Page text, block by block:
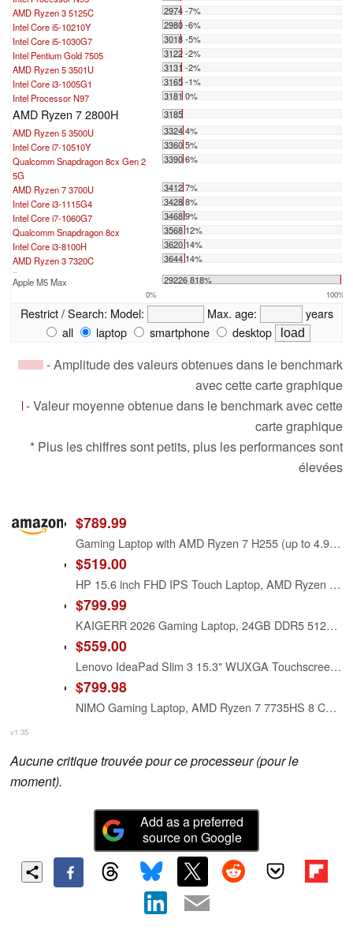
AMD Ryzen 3 5125C
2974 -7%
Intel Core i5-10210Y
2980 -6%
Intel Core i5-1030G7
3018 -5%
Intel Pentium Gold 7505
3122 -2%
AMD Ryzen 5 3501U
3131 -2%
Intel Core i3-1005G1
3165 -1%
Intel Processor N97
3181 0%
AMD Ryzen 7 2800H
3185
AMD Ryzen 5 3500U
3324 4%
Intel Core i7-10510Y
3360 5%
Qualcomm Snapdragon 8cx Gen 2
5G
3390 6%
AMD Ryzen 7 3700U
3412 7%
Intel Core i3-1115G4
3428 8%
Intel Core i7-1060G7
3468 9%
Qualcomm Snapdragon 8cx
3568 12%
Intel Core i3-8100H
3620 14%
AMD Ryzen 3 7320C
3644 14%
...
Apple M5 Max 29226 818%
0% 100%
Restrict / Search: Model: Max. age:
years
all
laptop smartphone desktop
- Amplitude des valeurs obtenues dans le benchmark
avec cette carte graphique
- Valeur moyenne obtenue dans le benchmark avec cette
carte graphique
* Plus les chiffres sont petits, plus les performances sont
élevées
$789.99
Gaming Laptop with AMD Ryzen 7 H255 (up to 4.9GHz),24GB DDR5 512GB NVMe SSD
$519.00
HP 15.6 inch FHD IPS Touch Laptop, AMD Ryzen 7 7730U, 16GB DDR4 RAM, 512GB SSD, Webcam, Windows 11 Home, Copilot AI, Natural Silver, 15-fc0057wm
$799.99
KAIGERR 2026 Gaming Laptop, 24GB DDR5 512GB NVMe SSD Laptop Computer with AMD Ryzen 7 H255(8C/16T, Up to 4.9GHz), 16.0 inch Windows 11 Laptop, Radeon RX Vega 8 Graphics,WiFi 6, Backlit KB
$559.00
Lenovo IdeaPad Slim 3 15.3" WUXGA Touchscreen Laptop, AMD Ryzen 7 8840HS, 16GB RAM 512GB PCIe SSD, Wi-Fi 6 USB-C Backlit Keyboard Webcam, Windows 11 Luna Gray
$799.98
NIMO Gaming Laptop, AMD Ryzen 7 7735HS 8 Cores (Up to 4.75GHz) 15.6" FHD, 32GB DDR5 RAM 1TB SSD, Radeon 680M Graphics, 100W Type-C, Backlit Keyboard, Fingerprint, 180° Views, Windows 11 Computer
v1.35
Aucune critique trouvée pour ce processeur (pour le
moment).
Add as a preferred
source on Google